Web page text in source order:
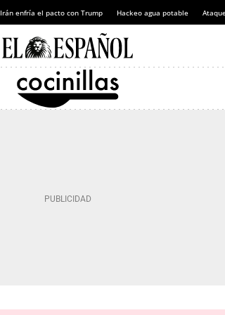
Irán enfría el pacto con Trump Hackeo agua potable